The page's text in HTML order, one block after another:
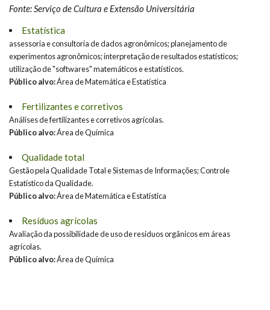
Fonte: Serviço de Cultura e Extensão Universitária
Estatística
assessoria e consultoria de dados agronômicos; planejamento de
experimentos agronômicos; interpretação de resultados estatísticos;
utilização de "softwares" matemáticos e estatísticos.
Público alvo:Área de Matemática e Estatística
Fertilizantes e corretivos
Análises de fertilizantes e corretivos agrícolas.
Público alvo:Área de Química
Qualidade total
Gestão pela Qualidade Total e Sistemas de Informações; Controle
Estatístico da Qualidade.
Público alvo:Área de Matemática e Estatística
Resíduos agrícolas
Avaliação da possibilidade de uso de resíduos orgânicos em áreas
agrícolas.
Público alvo:Área de Química